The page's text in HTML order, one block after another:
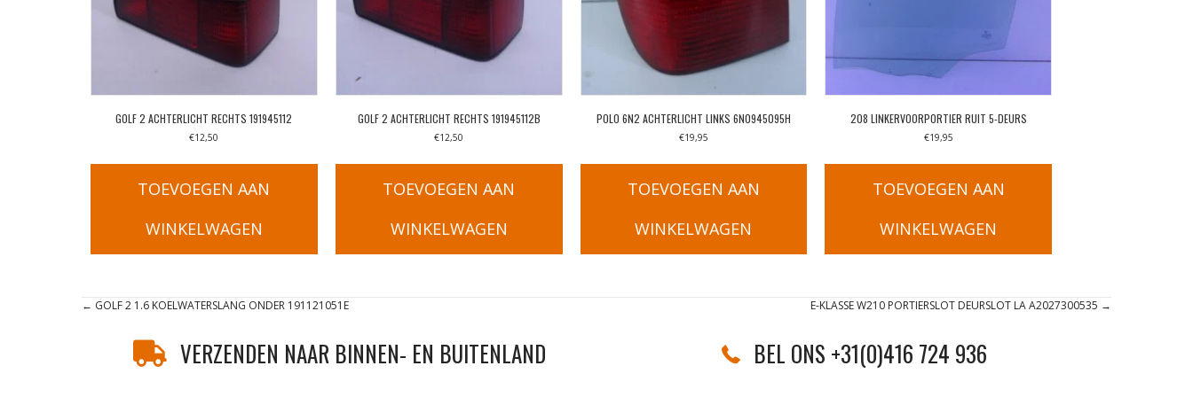
GOLF 2 ACHTERLICHT RECHTS 191945112
€12,50
TOEVOEGEN AAN
WINKELWAGEN
GOLF 2 ACHTERLICHT RECHTS 191945112B
€12,50
TOEVOEGEN AAN
WINKELWAGEN
POLO 6N2 ACHTERLICHT LINKS 6N0945095H
€19,95
TOEVOEGEN AAN
WINKELWAGEN
208 LINKERVOORPORTIER RUIT 5-DEURS
€19,95
TOEVOEGEN AAN
WINKELWAGEN
Posts
navigation
← GOLF 2 1.6 KOELWATERSLANG ONDER 191121051E E-KLASSE W210 PORTIERSLOT DEURSLOT LA A2027300535 →
VERZENDEN NAAR BINNEN- EN BUITENLAND BEL ONS +31(0)416 724 936